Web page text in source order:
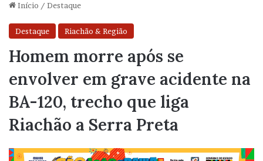
Início / Destaque
Destaque Riachão & Região
Homem morre após se
envolver em grave acidente na
BA-120, trecho que liga
Riachão a Serra Preta